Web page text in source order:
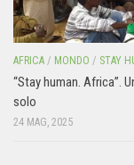
AFRICA / MONDO / STAY
“Stay human. Africa”.
solo
24 MAG, 2025